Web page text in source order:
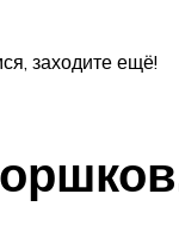
заходите ещё!